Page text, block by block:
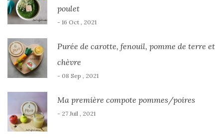
poulet
- 16 Oct , 2021
Purée de carotte, fenouil, pomme de terre et
chèvre
- 08 Sep , 2021
Ma première compote pommes/poires
- 27 Juil , 2021